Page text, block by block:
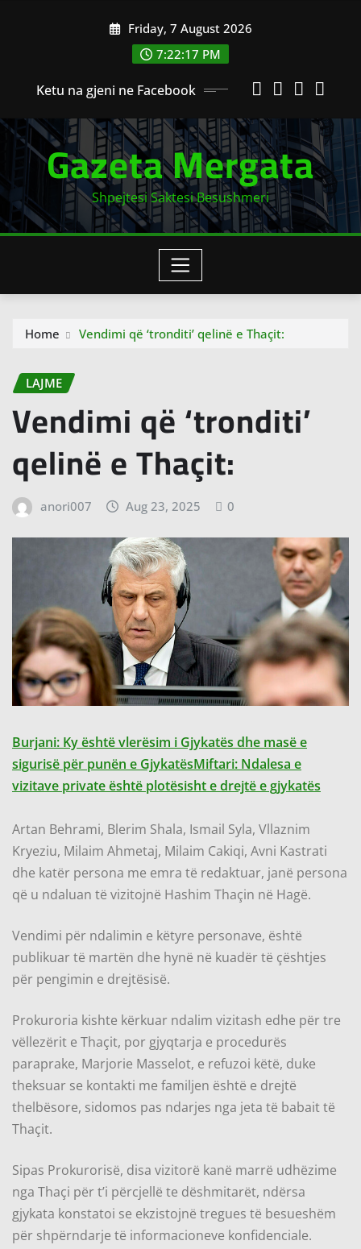
Friday, 7 August 2026
7:22:18 PM
Ketu na gjeni ne Facebook
Gazeta Mergata
Shpejtesi Saktesi Besushmeri
Home Vendimi që ‘tronditi’ qelinë e Thaçit:
LAJME
Vendimi që ‘tronditi’
qelinë e Thaçit:
anori007 Aug 23, 2025 0
Burjani: Ky është vlerësim i Gjykatës dhe masë e
sigurisë për punën e GjykatësMiftari: Ndalesa e
vizitave private është plotësisht e drejtë e gjykatës
Artan Behrami, Blerim Shala, Ismail Syla, Vllaznim
Kryeziu, Milaim Ahmetaj, Milaim Cakiqi, Avni Kastrati
dhe katër persona me emra të redaktuar, janë persona
që u ndaluan të vizitojnë Hashim Thaçin në Hagë.
Vendimi për ndalimin e këtyre personave, është
publikuar të martën dhe hynë në kuadër të çështjes
për pengimin e drejtësisë.
Prokuroria kishte kërkuar ndalim vizitash edhe për tre
vëllezërit e Thaçit, por gjyqtarja e procedurës
paraprake, Marjorie Masselot, e refuzoi këtë, duke
theksuar se kontakti me familjen është e drejtë
thelbësore, sidomos pas ndarjes nga jeta të babait të
Thaçit.
Sipas Prokurorisë, disa vizitorë kanë marrë udhëzime
nga Thaçi për t’i përcjellë te dëshmitarët, ndërsa
gjykata konstatoi se ekzistojnë tregues të besueshëm
për shpërndarje të informacioneve konfidenciale.